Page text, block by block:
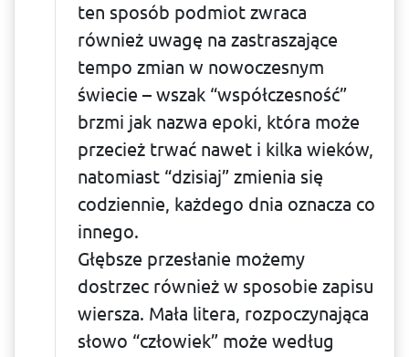
ten sposób podmiot zwraca
również uwagę na zastraszające
tempo zmian w nowoczesnym
świecie – wszak “współczesność”
brzmi jak nazwa epoki, która może
przecież trwać nawet i kilka wieków,
natomiast “dzisiaj” zmienia się
codziennie, każdego dnia oznacza co
innego.
Głębsze przesłanie możemy
dostrzec również w sposobie zapisu
wiersza. Mała litera, rozpoczynająca
słowo “człowiek” może według